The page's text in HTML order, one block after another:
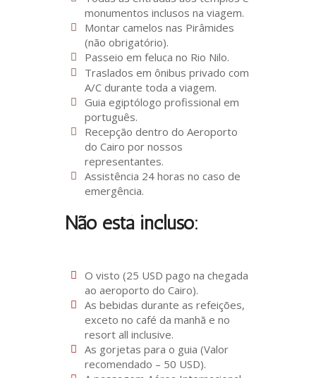
monumentos inclusos na viagem.
Montar camelos nas Pirâmides
(não obrigatório).
Passeio em feluca no Rio Nilo.
Traslados em ônibus privado com
A/C durante toda a viagem.
Guia egiptólogo profissional em
português.
Recepção dentro do Aeroporto
do Cairo por nossos
representantes.
Assistência 24 horas no caso de
emergência.
Não está incluso:
O visto (25 USD pago na chegada
ao aeroporto do Cairo).
As bebidas durante as refeições,
exceto no café da manhã e no
resort all inclusive.
As gorjetas para o guia (Valor
recomendado – 50 USD).